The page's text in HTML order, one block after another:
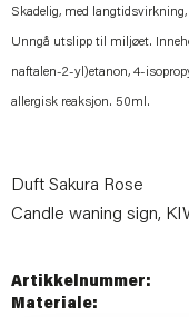
Skadelig, med
Unngå utslipp til miljøet.
naftalen-2-yl)etanon, 4-
allergisk reaksjon. 50ml.
Duft Sakura Rose
Candle waning sign,
Artikkelnummer:
Materiale: